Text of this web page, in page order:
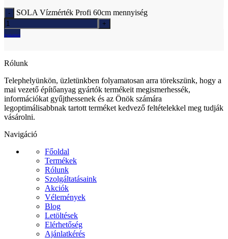
SOLA Vízmérték Profi 60cm mennyiség
Ajánlatkérés
Rólunk
Telephelyünkön, üzletünkben folyamatosan arra törekszünk, hogy a
mai vezető építőanyag gyártók termékeit megismerhessék,
információkat gyűjthessenek és az Önök számára
legoptimálisabbnak tartott terméket kedvező feltételekkel meg tudják
vásárolni.
Navigáció
Főoldal
Termékek
Rólunk
Szolgáltatásaink
Akciók
Vélemények
Blog
Letöltések
Elérhetőség
Ajánlatkérés